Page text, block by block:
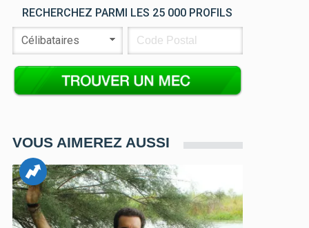
RECHERCHEZ PARMI LES 25 000 PROFILS
VOUS AIMEREZ AUSSI